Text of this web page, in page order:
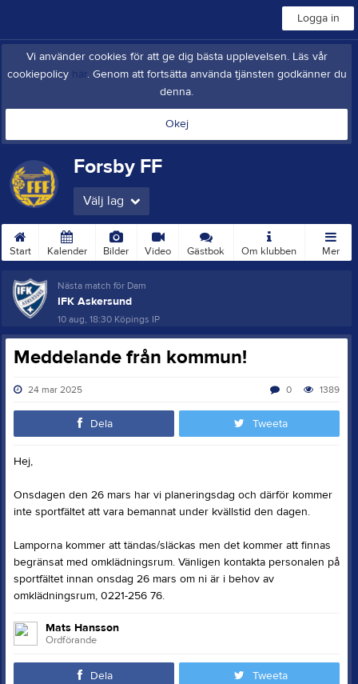
Logga in
Vi använder cookies för att ge dig bästa upplevelsen. Läs vår
cookiepolicy här. Genom att fortsätta använda tjänsten godkänner du
denna.
Okej
Forsby FF
Välj lag
Start Kalender Bilder Video Gästbok Om klubben Mer
Nästa match för Dam
IFK Askersund
10 aug, 18:30 Köpings IP
Meddelande från kommun!
24 mar 2025 1389
0
Dela Tweeta
Hej,
Onsdagen den 26 mars har vi planeringsdag och därför kommer
inte sportfältet att vara bemannat under kvällstid den dagen.
Lamporna kommer att tändas/släckas men det kommer att finnas
begränsat med omklädningsrum. Vänligen kontakta personalen på
sportfältet innan onsdag 26 mars om ni är i behov av
omklädningsrum, 0221-256 76.
Mats Hansson
Ordförande
Dela Tweeta